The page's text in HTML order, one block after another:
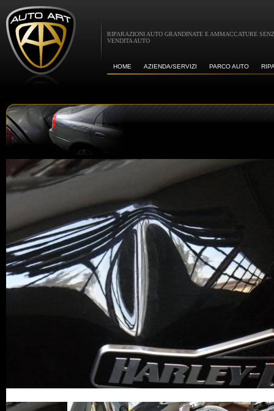
RIPARAZIONI AUTO GRANDINATE E AMMACCATURE
VENDITA AUTO
HOME AZIENDA/SERVIZI PARCO AUTO